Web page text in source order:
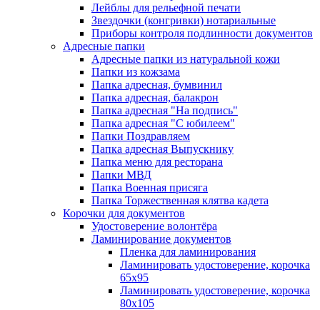
Лейблы для рельефной печати
Звездочки (конгривки) нотариальные
Приборы контроля подлинности документов
Адресные папки
Адресные папки из натуральной кожи
Папки из кожзама
Папка адресная, бумвинил
Папка адресная, балакрон
Папка адресная "На подпись"
Папка адресная "C юбилеем"
Папки Поздравляем
Папка адресная Выпускнику
Папка меню для ресторана
Папки МВД
Папка Военная присяга
Папка Торжественная клятва кадета
Корочки для документов
Удостоверение волонтёра
Ламинирование документов
Пленка для ламинирования
Ламинировать удостоверение, корочка
65х95
Ламинировать удостоверение, корочка
80х105